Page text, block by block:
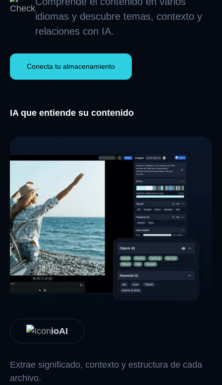
idiomas y descubre temas, contexto y
relaciones con IA.
Conecta tu almacenamiento
IA que entiende su contenido
ioAI
Extrae significado, contexto y estructura de cada
archivo.